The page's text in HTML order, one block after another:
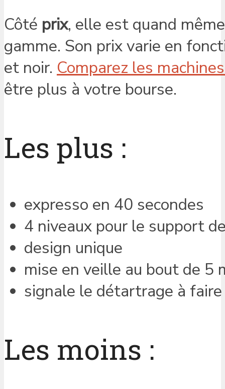
Côté prix, elle est quand
gamme. Son prix varie en
et noir. Comparez les
être plus à votre bourse.
Les plus :
expresso en 40 secondes
4 niveaux pour le support
design unique
mise en veille au bout de 5
signale le détartrage à faire
Les moins :